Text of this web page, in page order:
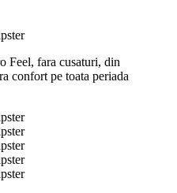
Feel, fara cusaturi, din
confort pe toata periada